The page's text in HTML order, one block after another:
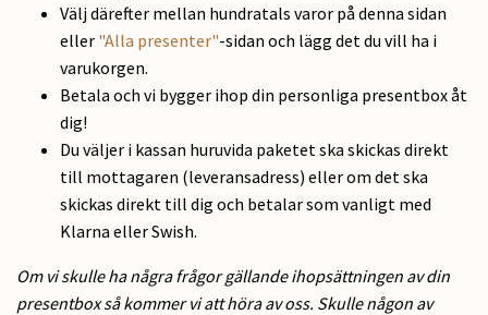
Välj därefter mellan hundratals varor på denna sidan
eller "Alla presenter"-sidan och lägg det du vill ha i
varukorgen.
Betala och vi bygger ihop din personliga presentbox åt
dig!
Du väljer i kassan huruvida paketet ska skickas direkt
till mottagaren (leveransadress) eller om det ska
skickas direkt till dig och betalar som vanligt med
Klarna eller Swish.
Om vi skulle ha några frågor gällande ihopsättningen av din
presentbox så kommer vi att höra av oss. Skulle någon av